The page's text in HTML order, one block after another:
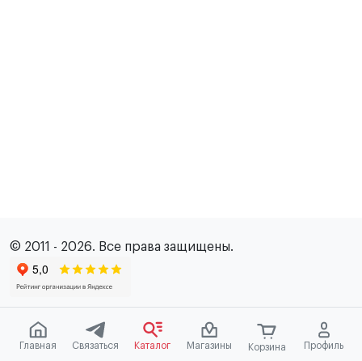
Главная Связаться Каталог Магазины Корзина Профиль
© 2011 - 2026. Все права защищены.